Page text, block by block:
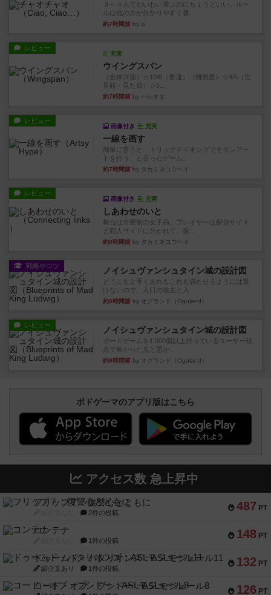
３～４人でわいわい遊ぶのにちょうどいい。ルー
ルは他の方が分かりやすく書...
約7時間前 by S
レビュー
充実
ウイングスパン
（全体評価）☆10/6（普通）（難易度）☆4/5（世
界観・見た目）☆5...
約7時間前 by ハシオキ
レビュー
画像付き 充実
一線を画す
簡単に言うと、トリックテイキングでモダンアー
トを行う、と言ったゲーム。...
約7時間前 by タカミネコウヘイ
レビュー
画像付き 充実
しあわせのいと
舞台は全寮制の女子高。プレイヤーは探偵サイド
と犯人サイドに分かれて、探...
約8時間前 by タカミネコウヘイ
戦略やコツ ノイシュヴァンシュタイン城の設計図
どうにも上手くあれもこれも満たせるようには置
けないので、入口の除去と入...
約9時間前 by オグランド（Oguland）
レビュー ノイシュヴァンシュタイン城の設計図
ボードゲームを1,000個以上持っているユーザー視
点で良かった点と悪か...
約9時間前 by オグランド（Oguland）
ボドゲーマのアプリ版はこちら
アクセス数 急上昇中
487 PT
フリップ７：復讐心とともに
2件の投稿
148 PT
コンテナ
1件の投稿
132 PT
ドゥームド・バタリオンズ：ASLモジュール11
紹介文あり 1件の投稿
126 PT
コード・オブ・ブシドー：ASLモジュール8